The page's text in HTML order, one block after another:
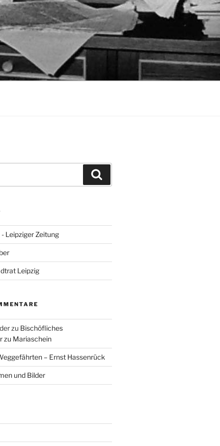
Leipziger Zeitung
Leipzig
zu Bischöfliches
zu Mariaschein
– Ernst Hassenrück
und Bilder